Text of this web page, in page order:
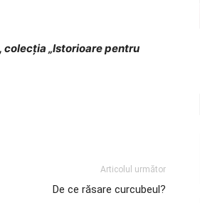
colecţia „Istorioare pentru
Articolul următor
De ce răsare curcubeul?